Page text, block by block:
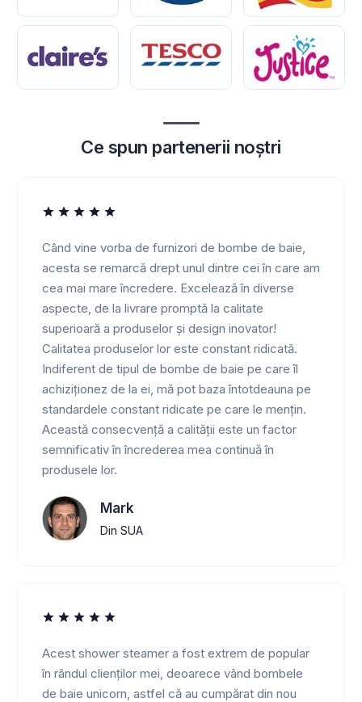
Ce spun partenerii noștri
Când vine vorba de furnizori de bombe de baie,
acesta se remarcă drept unul dintre cei în care am
cea mai mare încredere. Excelează în diverse
aspecte, de la livrare promptă la calitate
superioară a produselor și design inovator!
Calitatea produselor lor este constant ridicată.
Indiferent de tipul de bombe de baie pe care îl
achiziționez de la ei, mă pot baza întotdeauna pe
standardele constant ridicate pe care le mențin.
Această consecvență a calității este un factor
semnificativ în încrederea mea continuă în
produsele lor.
Mark
Din SUA
Acest shower steamer a fost extrem de popular
în rândul clienților mei, deoarece vând bombele
de baie unicorn, astfel că au cumpărat din nou